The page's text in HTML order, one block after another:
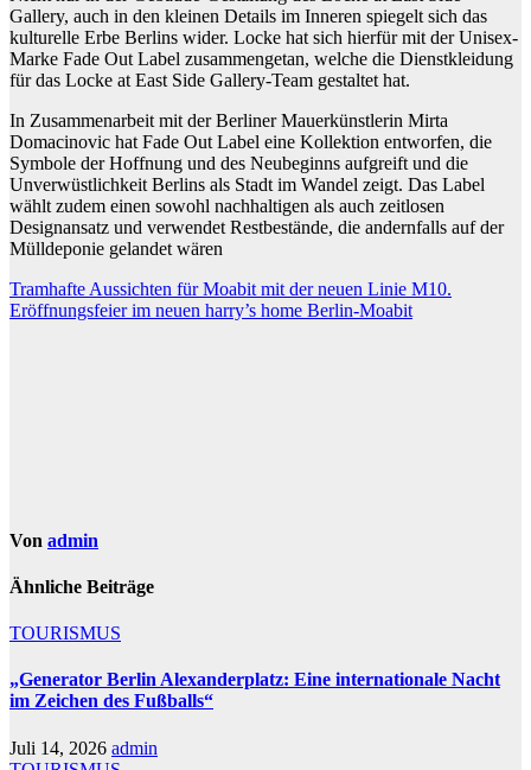
Gallery, auch in den kleinen Details im Inneren spiegelt sich das
kulturelle Erbe Berlins wider. Locke hat sich hierfür mit der Unisex-
Marke Fade Out Label zusammengetan, welche die Dienstkleidung
für das Locke at East Side Gallery-Team gestaltet hat.
In Zusammenarbeit mit der Berliner Mauerkünstlerin Mirta
Domacinovic hat Fade Out Label eine Kollektion entworfen, die
Symbole der Hoffnung und des Neubeginns aufgreift und die
Unverwüstlichkeit Berlins als Stadt im Wandel zeigt. Das Label
wählt zudem einen sowohl nachhaltigen als auch zeitlosen
Designansatz und verwendet Restbestände, die andernfalls auf der
Mülldeponie gelandet wären
Beitragsnavigation
Tramhafte Aussichten für Moabit mit der neuen Linie M10.
Eröffnungsfeier im neuen harry’s home Berlin-Moabit
Von admin
Ähnliche Beiträge
TOURISMUS
„Generator Berlin Alexanderplatz: Eine internationale Nacht
im Zeichen des Fußballs“
Juli 14, 2026 admin